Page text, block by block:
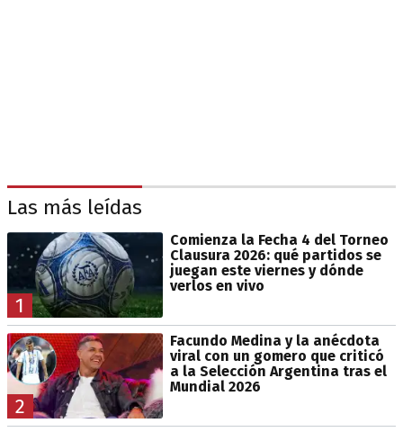
Las más leídas
1
Comienza la Fecha 4 del Torneo
Clausura 2026: qué partidos se
juegan este viernes y dónde
verlos en vivo
2
Facundo Medina y la anécdota
viral con un gomero que criticó
a la Selección Argentina tras el
Mundial 2026